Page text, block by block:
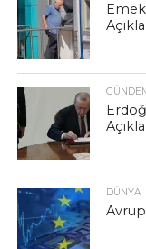
DÜNYA